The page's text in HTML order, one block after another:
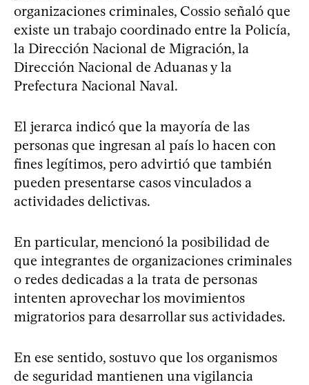
organizaciones criminales, Cossio señaló que
existe un trabajo coordinado entre la Policía,
la Dirección Nacional de Migración, la
Dirección Nacional de Aduanas y la
Prefectura Nacional Naval.
El jerarca indicó que la mayoría de las
personas que ingresan al país lo hacen con
fines legítimos, pero advirtió que también
pueden presentarse casos vinculados a
actividades delictivas.
En particular, mencionó la posibilidad de
que integrantes de organizaciones criminales
o redes dedicadas a la trata de personas
intenten aprovechar los movimientos
migratorios para desarrollar sus actividades.
En ese sentido, sostuvo que los organismos
de seguridad mantienen una vigilancia